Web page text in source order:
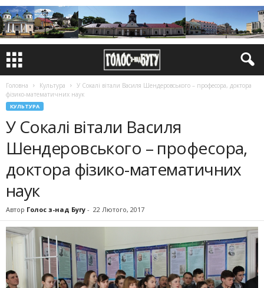
Головна Культура
У Сокалі вітали Василя Шендеровського – професора, доктора
фізико-математичних наук
КУЛЬТУРА
У Сокалі вітали Василя
Шендеровського – професора,
доктора фізико-математичних
наук
Автор Голос з-над Бугу - 22 Лютого, 2017